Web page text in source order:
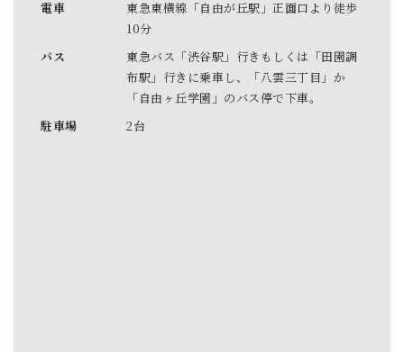
電車
東急東横線「自由が丘駅」正面口より徒歩
10分
バス
東急バス「渋谷駅」行きもしくは「田園調
布駅」行きに乗車し、「八雲三丁目」か
「自由ヶ丘学園」のバス停で下車。
駐車場
2台